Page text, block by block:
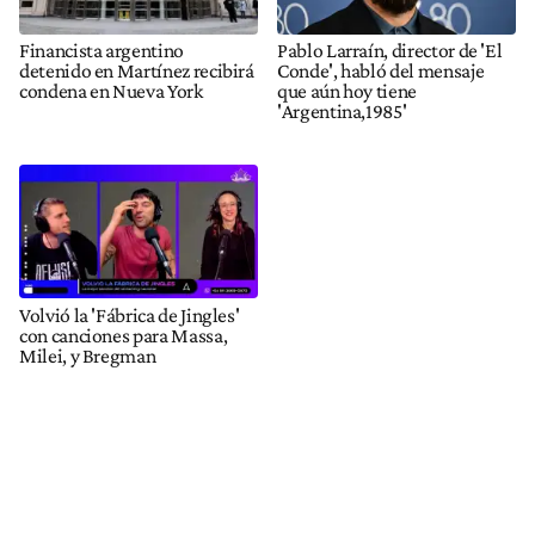
Financista argentino
detenido en Martínez recibirá
condena en Nueva York
Pablo Larraín, director de 'El
Conde', habló del mensaje
que aún hoy tiene
'Argentina,1985'
Volvió la 'Fábrica de Jingles'
con canciones para Massa,
Milei, y Bregman